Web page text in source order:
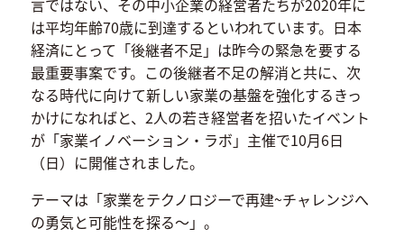
言ではない、その中小企業の経営者たちが2020年に
は平均年齢70歳に到達するといわれています。日本
経済にとって「後継者不足」は昨今の緊急を要する
最重要事案です。この後継者不足の解消と共に、次
なる時代に向けて新しい家業の基盤を強化するきっ
かけになればと、2人の若き経営者を招いたイベント
が「家業イノベーション・ラボ」主催で10月6日
（日）に開催されました。
テーマは「家業をテクノロジーで再建~チャレンジへ
の勇気と可能性を探る～」。